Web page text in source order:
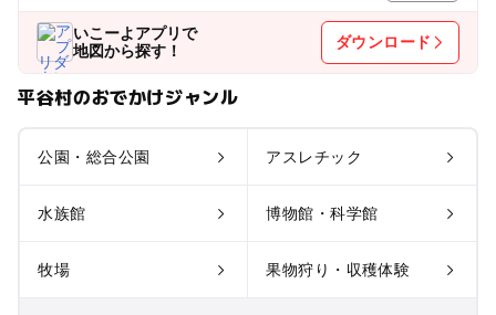
いこーよアプリで
地図から探す！
ダウンロード
平谷村のおでかけジャンル
公園・総合公園 アスレチック
水族館 博物館・科学館
牧場 果物狩り・収穫体験